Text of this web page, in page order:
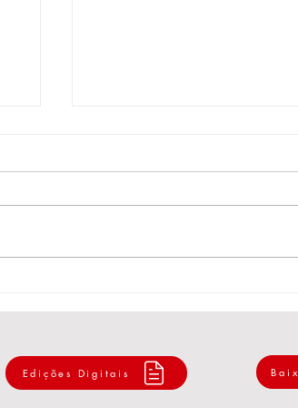
Trabalhadoras: pela redução
6x1
Edições Digitais